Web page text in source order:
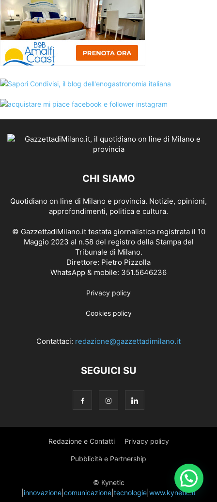
CHI SIAMO
Quotidiano on line di Milano e provincia. Notizie, opinioni,
approfondimenti, politica e cultura.
© GazzettadiMilano.it testata giornalistica registrata il 10
Maggio 2023 al n.58 del registro della Stampa del
Tribunale di Milano.
Direttore: Pietro Pizzolla
WhatsApp & mobile: 351.5646236
Privacy policy
Cookies policy
Contattaci: redazione@gazzettadimilano.it
SEGUICI SU
Redazione e Contatti Privacy policy
Pubblicità e Partnership
© Kynetic
innovazione comunicazione tecnologie www.kynetic.it